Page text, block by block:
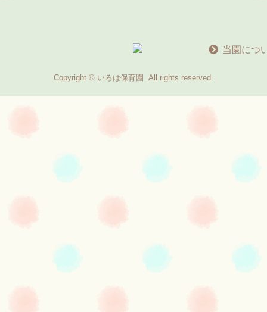
当園につ
Copyright © いろは保育園 .All rights reserved.